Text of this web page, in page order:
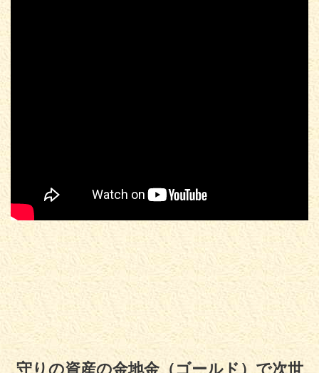
守りの資産の金地金（ゴールド）で次世